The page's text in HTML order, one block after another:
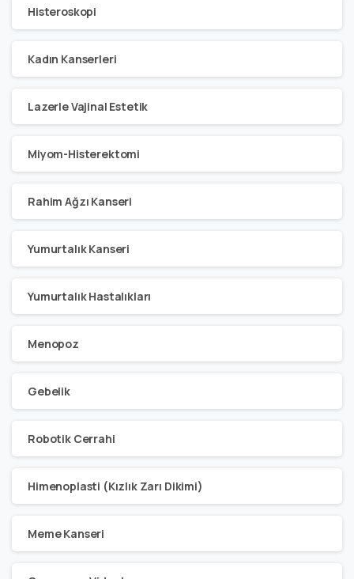
Histeroskopi
Kadın Kanserleri
Lazerle Vajinal Estetik
Miyom-Histerektomi
Rahim Ağzı Kanseri
Yumurtalık Kanseri
Yumurtalık Hastalıkları
Menopoz
Gebelik
Robotik Cerrahi
Himenoplasti (Kızlık Zarı Dikimi)
Meme Kanseri